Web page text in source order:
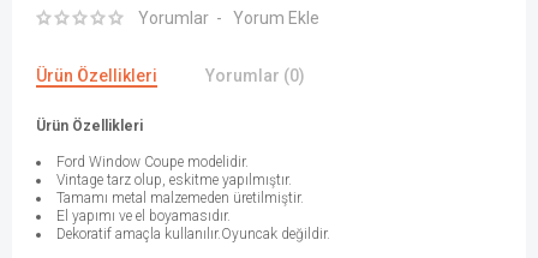
Yorumlar Yorum Ekle
Ürün Özellikleri Yorumlar (0)
Ürün Özellikleri
Ford Window Coupe modelidir.
Vintage tarz olup, eskitme yapılmıştır.
Tamamı metal malzemeden üretilmiştir.
El yapımı ve el boyamasıdır.
Dekoratif amaçla kullanılır.Oyuncak değildir.